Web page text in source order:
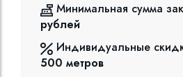
Минимальная сумма
рублей
Индивидуальные
500 метров